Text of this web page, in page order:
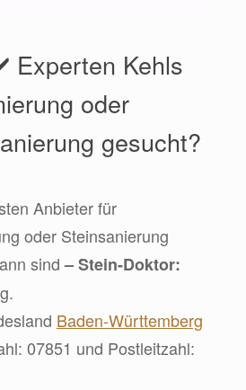
Experten Kehls
oder
gesucht?
Anbieter für
oder Steinsanierung
sind– Stein-Doktor:
Baden-Württemberg
07851 und Postleitzahl: